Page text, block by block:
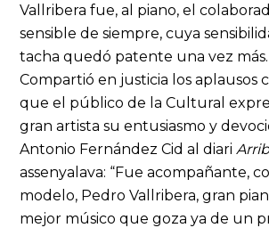
Vallribera fue, al piano, el
sensible de siempre, cuya
tacha quedó patente una vez más.
Compartió en justicia los aplausos
que el público de la Cultural
gran artista su entusiasmo y
Antonio Fernández Cid al diari
assenyalava: “Fue acompañante,
modelo, Pedro Vallribera, gran
mejor músico que goza ya de un